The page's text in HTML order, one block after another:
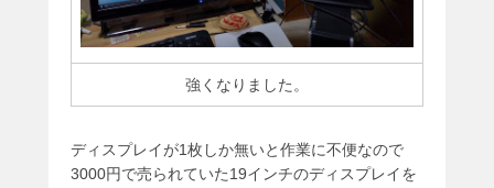
強くなりました。
ディスプレイが1枚しか無いと作業に不便なので
3000円で売られていた19インチのディスプレイを